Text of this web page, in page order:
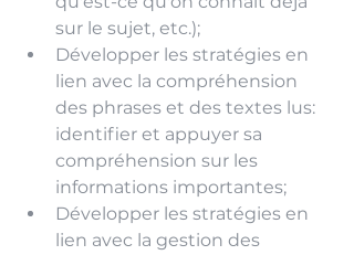
sur le sujet, etc.);
Développer les stratégies en
lien avec la compréhension
des phrases et des textes lus:
identifier et appuyer sa
compréhension sur les
informations importantes;
Développer les stratégies en
lien avec la gestion des